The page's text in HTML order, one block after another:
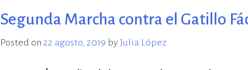
promoción de los derechos
humanos. Sus instalaciones
pertenecieron al Departamento
Segunda Marcha contra el Gatillo
Posted on 22 agosto, 2019 byJulia López